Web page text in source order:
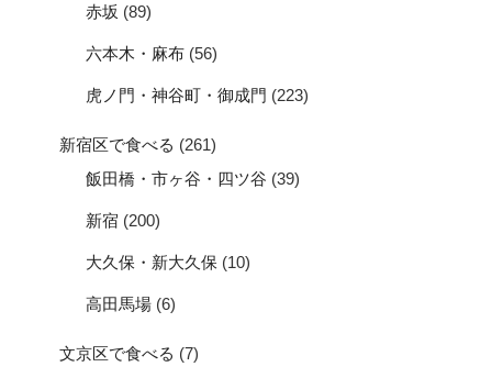
赤坂 (89)
六本木・麻布 (56)
虎ノ門・神谷町・御成門 (223)
新宿区で食べる (261)
飯田橋・市ヶ谷・四ツ谷 (39)
新宿 (200)
大久保・新大久保 (10)
高田馬場 (6)
文京区で食べる (7)